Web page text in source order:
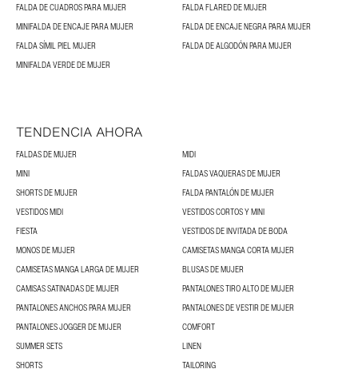
FALDA DE CUADROS PARA MUJER
FALDA FLARED DE MUJER
MINIFALDA DE ENCAJE PARA MUJER
FALDA DE ENCAJE NEGRA PARA MUJER
FALDA SÍMIL PIEL MUJER
FALDA DE ALGODÓN PARA MUJER
MINIFALDA VERDE DE MUJER
TENDENCIA AHORA
FALDAS DE MUJER
MIDI
MINI
FALDAS VAQUERAS DE MUJER
SHORTS DE MUJER
FALDA PANTALÓN DE MUJER
VESTIDOS MIDI
VESTIDOS CORTOS Y MINI
FIESTA
VESTIDOS DE INVITADA DE BODA
MONOS DE MUJER
CAMISETAS MANGA CORTA MUJER
CAMISETAS MANGA LARGA DE MUJER
BLUSAS DE MUJER
CAMISAS SATINADAS DE MUJER
PANTALONES TIRO ALTO DE MUJER
PANTALONES ANCHOS PARA MUJER
PANTALONES DE VESTIR DE MUJER
PANTALONES JOGGER DE MUJER
COMFORT
SUMMER SETS
LINEN
SHORTS
TAILORING